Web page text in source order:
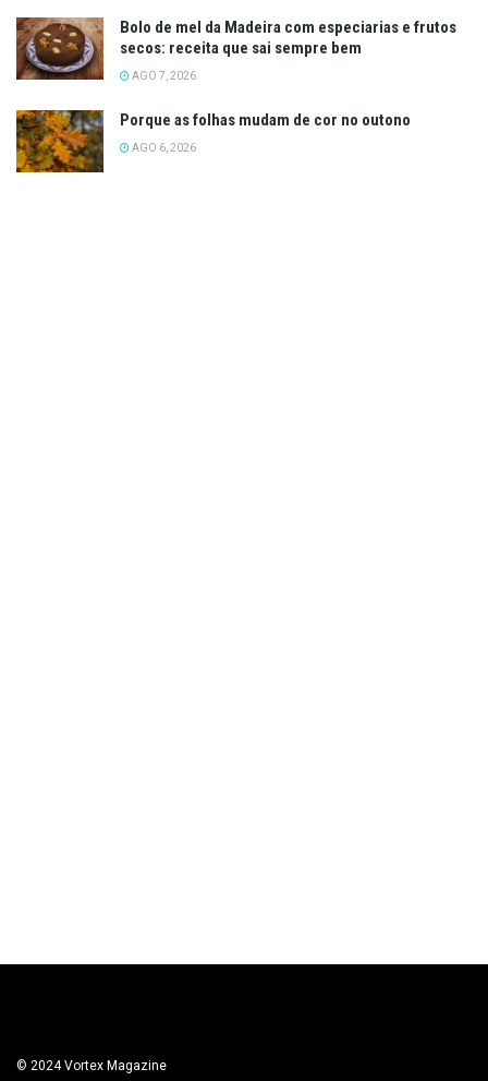
Bolo de mel da Madeira com especiarias e frutos
secos: receita que sai sempre bem
AGO 7, 2026
Porque as folhas mudam de cor no outono
AGO 6, 2026
© 2024 Vortex Magazine